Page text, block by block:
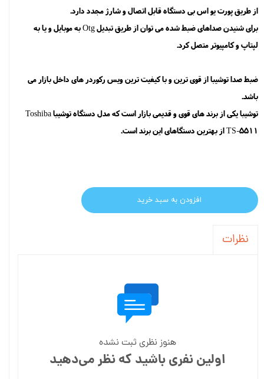
از طریق پورت یو اس بی دستگاه قابل اتصال و شارژ مجدد دارد.
برای شنیدن صداهای ضبط شده می توان از طریق تبدیل Otg به موبایل و یا به
لپتاپ و کامپیوتر متصل کرد.
ضبط صدا توشیبا از قوی ترین و با کیفیت ترین ویس رکوردر های داخل بازار می
باشد.
توشیبا یکی از برند های قوی و قدیمی بازار است که مدل دستگاه توشیبا Toshiba
TS-5511 از بهترین دستگاهای این برند است.
افزودن به سبد خرید
نظرات
هنوز نظری ثبت نشده
اولین نفری باشید که نظر می‌دهید